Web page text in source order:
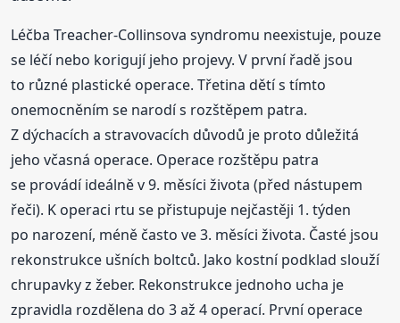
Léčba Treacher-Collinsova syndromu neexistuje, pouze
se léčí nebo korigují jeho projevy. V první řadě jsou
to různé plastické operace. Třetina dětí s tímto
onemocněním se narodí s rozštěpem patra.
Z dýchacích a stravovacích důvodů je proto důležitá
jeho včasná operace. Operace rozštěpu patra
se provádí ideálně v 9. měsíci života (před nástupem
řeči). K operaci rtu se přistupuje nejčastěji 1. týden
po narození, méně často ve 3. měsíci života. Časté jsou
rekonstrukce ušních boltců. Jako kostní podklad slouží
chrupavky z žeber. Rekonstrukce jednoho ucha je
zpravidla rozdělena do 3 až 4 operací. První operace